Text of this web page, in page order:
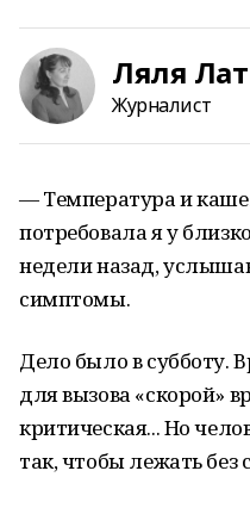
Ляля
Журналист
— Температура и
потребовала я у
недели назад,
симптомы.
Дело было в субботу.
для вызова «скорой»
критическая... Но
так, чтобы лежать без